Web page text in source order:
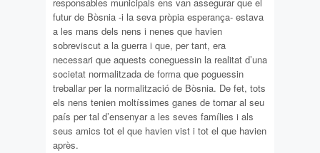
futur de Bòsnia -i la seva pròpia esperança- estava
a les mans dels nens i nenes que havien
sobreviscut a la guerra i que, per tant, era
necessari que aquests coneguessin la realitat d’una
societat normalitzada de forma que poguessin
treballar per la normalització de Bòsnia. De fet, tots
els nens tenien moltíssimes ganes de tornar al seu
país per tal d’ensenyar a les seves famílies i als
seus amics tot el que havien vist i tot el que havien
après.